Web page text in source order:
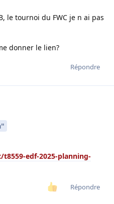
le tournoi du FWC je n ai pas
donner le lien?
Répondre
edf-2025-planning-
Répondre